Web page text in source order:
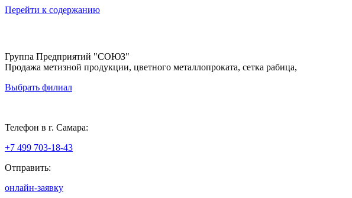
Перейти к содержанию
Группа Предприятий "СОЮЗ"
Продажа метизной продукции, цветного металлопроката, сетка рабица,
Выбрать филиал
Телефон в г. Самара:
+7 499 703-18-43
Отправить:
онлайн-заявку